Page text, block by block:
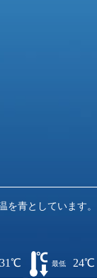
青としています。
31℃ 最低 24℃